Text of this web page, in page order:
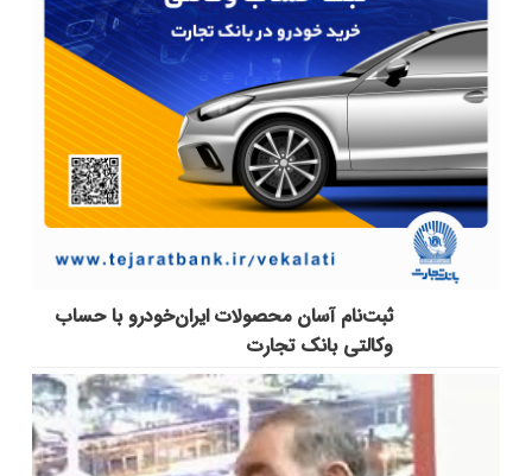
ثبت‌نام آسان محصولات ایران‌خودرو با حساب
وکالتی بانک تجارت